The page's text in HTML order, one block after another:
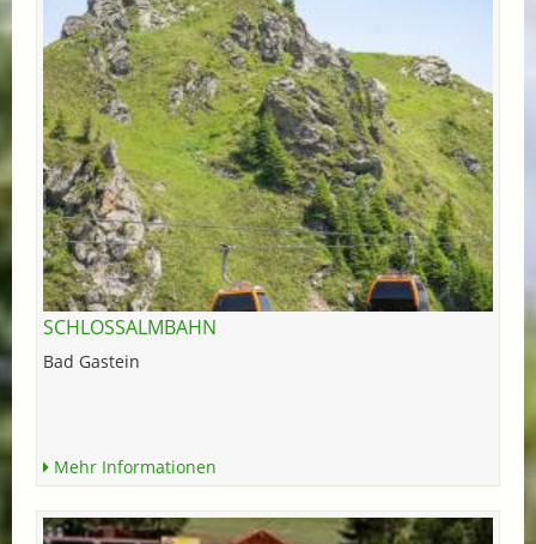
SCHLOSSALMBAHN
Bad Gastein
Mehr Informationen